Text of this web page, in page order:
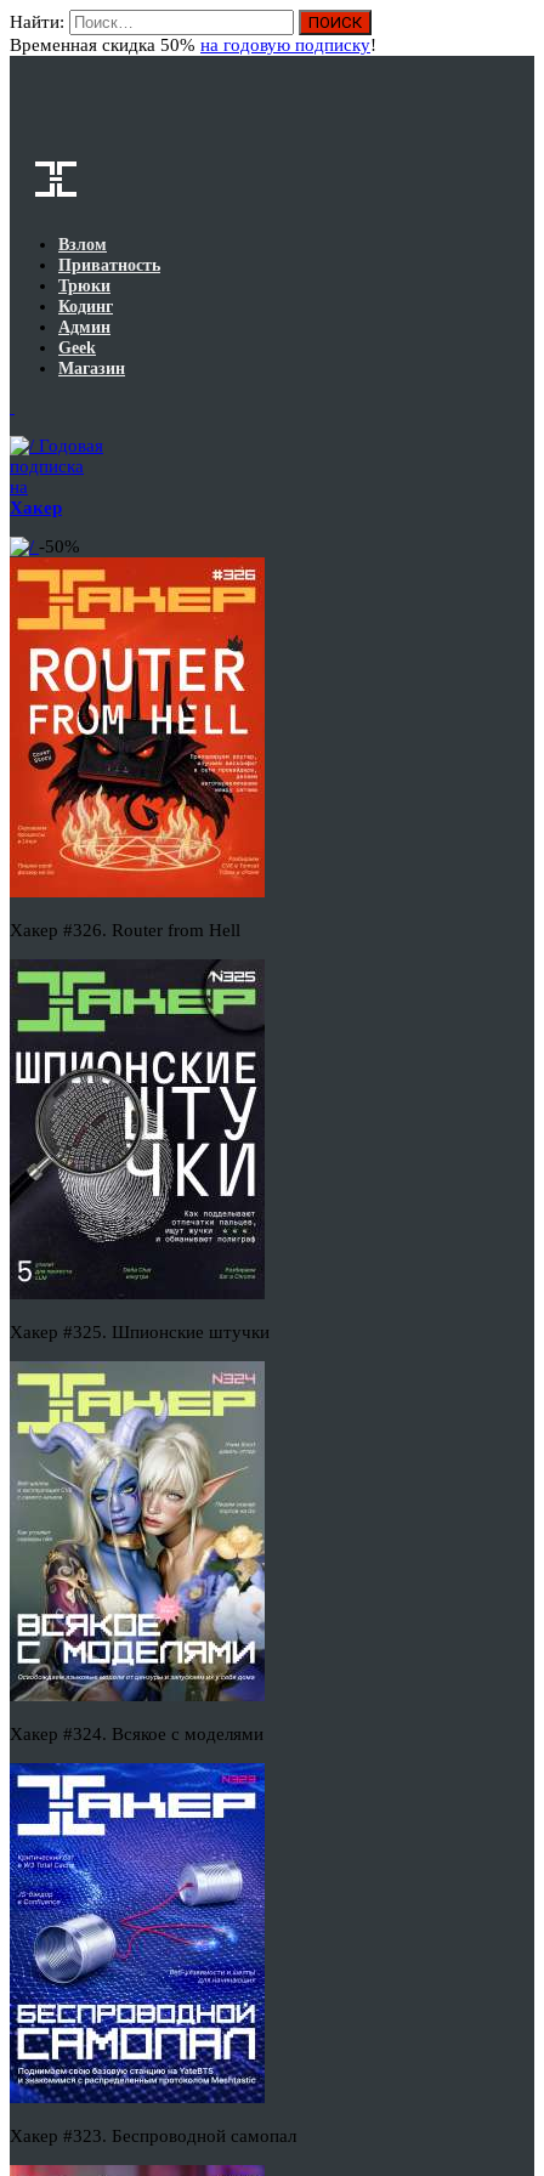
Найти:
Временная скидка 50% на годовую подписку!
Взлом
Приватность
Трюки
Кодинг
Админ
Geek
Магазин
Годовая
подписка
на
Хакер
-50%
Хакер #326. Router from Hell
Хакер #325. Шпионские штучки
Хакер #324. Всякое с моделями
Хакер #323. Беспроводной самопал